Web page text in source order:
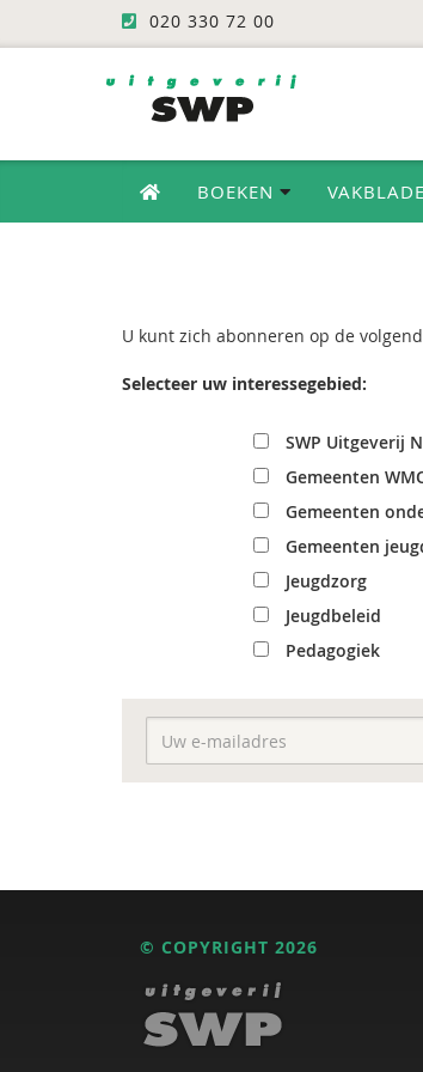
020 330 72 00
BOEKEN
U kunt zich abonneren op de
Selecteer uw interessegebied:
SWP Uitgeverij
Gemeenten
Gemeenten
Gemeenten
Jeugdzorg
Jeugdbeleid
Pedagogiek
© COPYRIGHT 2026